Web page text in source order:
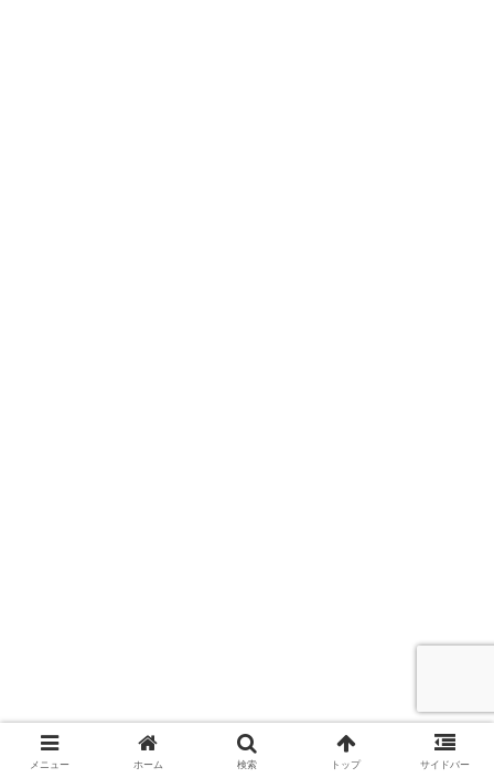
メニュー ホーム 検索 トップ サイドバー